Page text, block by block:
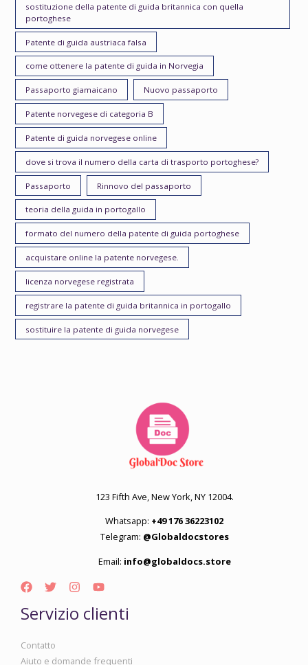
sostituzione della patente di guida britannica con quella
portoghese
Patente di guida austriaca falsa
come ottenere la patente di guida in Norvegia
Passaporto giamaicano Nuovo passaporto
Patente norvegese di categoria B
Patente di guida norvegese online
dove si trova il numero della carta di trasporto portoghese?
Passaporto Rinnovo del passaporto
teoria della guida in portogallo
formato del numero della patente di guida portoghese
acquistare online la patente norvegese.
licenza norvegese registrata
registrare la patente di guida britannica in portogallo
sostituire la patente di guida norvegese
123 Fifth Ave, New York, NY 12004.
Whatsapp: +49 176 36223102
Telegram: @Globaldocstores
Email: info@globaldocs.store
Servizio clienti
Contatto
Aiuto e domande frequenti